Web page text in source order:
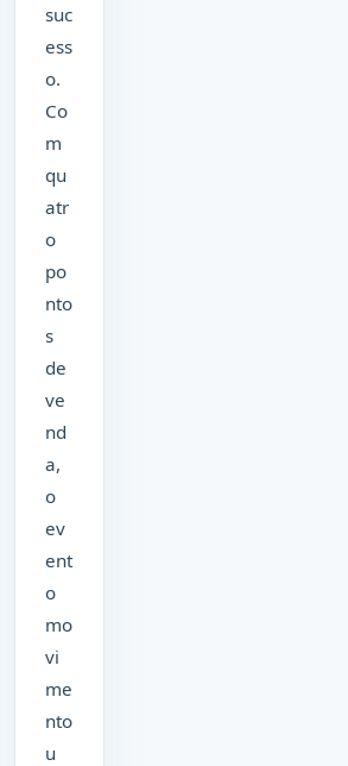
suc
ess
o.
Co
m
qu
atr
o
po
nto
s
de
ve
nd
a,
o
ev
ent
o
mo
vi
me
nto
u